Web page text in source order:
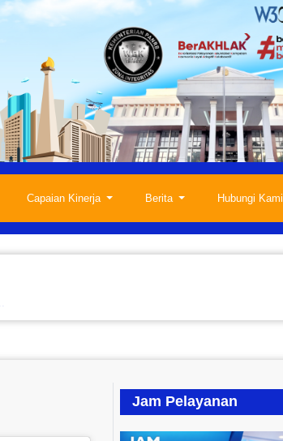
Capaian Kinerja Berita Hubungi Kami
Jam Pelayanan